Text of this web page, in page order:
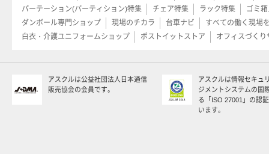
パーテーション(パーティション)特集
チェア特集 ラック特集
ゴミ
ダンボール専門ショップ
現場のチカラ 台車ナビ
すべての働く現場
白衣・介護ユニフォームショップ
ポストイットストア オフィスづくり
アスクルは公益社団法人日本通信
販売協会の会員です。
アスクルは情報セキュ
ジメントシステムの国
る「ISO 27001」の認
います。